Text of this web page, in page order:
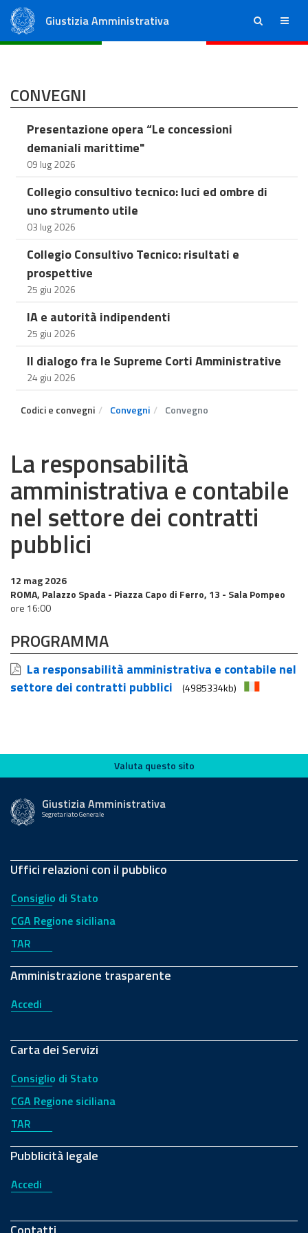
Giustizia Amministrativa ricerca menu
CONVEGNI
Presentazione opera “Le concessioni
demaniali marittime"
09 lug 2026
Collegio consultivo tecnico: luci ed ombre di
uno strumento utile
03 lug 2026
Collegio Consultivo Tecnico: risultati e
prospettive
25 giu 2026
IA e autorità indipendenti
25 giu 2026
Il dialogo fra le Supreme Corti Amministrative
24 giu 2026
Codici e convegni Convegni Convegno
La responsabilità
amministrativa e contabile
nel settore dei contratti
pubblici
12 mag 2026
ROMA, Palazzo Spada - Piazza Capo di Ferro, 13 - Sala Pompeo
ore 16:00
PROGRAMMA
La responsabilità amministrativa e contabile nel
settore dei contratti pubblici
(4985334kb)
Valuta questo sito
Valuta questo sito
Giustizia Amministrativa
Segretariato Generale
Uffici relazioni con il pubblico
Consiglio di Stato
CGA Regione siciliana
TAR
Amministrazione trasparente
Accedi
Carta dei Servizi
Consiglio di Stato
CGA Regione siciliana
TAR
Pubblicità legale
Accedi